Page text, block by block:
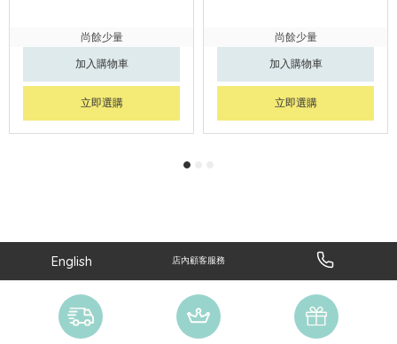
尚餘少量
加入購物車
立即選購
尚餘少量
加入購物車
立即選購
English 店內顧客服務